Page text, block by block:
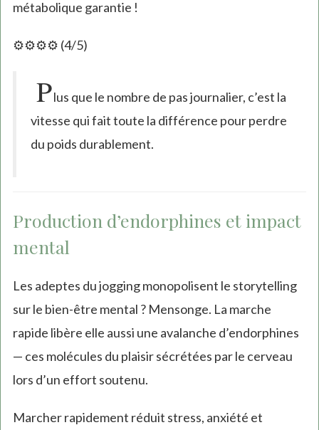
métabolique garantie !
⚙️⚙️⚙️⚙️ (4/5)
Plus que le nombre de pas journalier, c’est la
vitesse qui fait toute la différence pour perdre
du poids durablement.
Production d’endorphines et impact
mental
Les adeptes du jogging monopolisent le storytelling
sur le bien-être mental ? Mensonge. La marche
rapide libère elle aussi une avalanche d’endorphines
— ces molécules du plaisir sécrétées par le cerveau
lors d’un effort soutenu.
Marcher rapidement réduit stress, anxiété et